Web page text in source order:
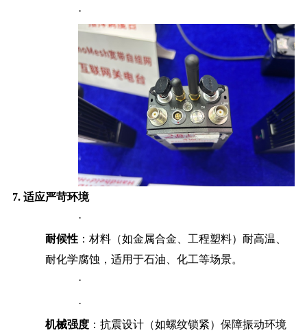
·
7. 适应严苛环境
·
耐候性：材料（如金属合金、工程塑料）耐高温、
耐化学腐蚀，适用于石油、化工等场景。
·
·
机械强度：抗震设计（如螺纹锁紧）保障振动环境